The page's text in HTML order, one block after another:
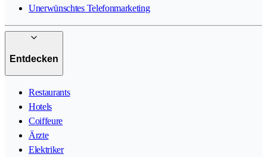
Unerwünschtes Telefonmarketing
Entdecken
Restaurants
Hotels
Coiffeure
Ärzte
Elektriker